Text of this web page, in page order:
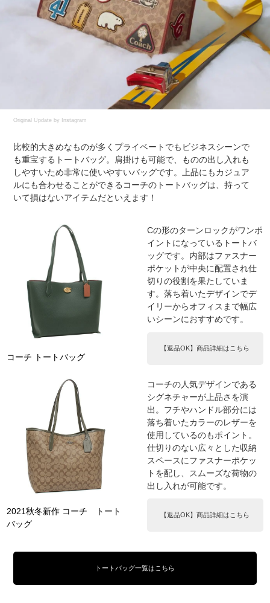
Original Update by Instagram
比較的大きめなものが多くプライベートでもビジネスシーンで
も重宝するトートバッグ。肩掛けも可能で、ものの出し入れも
しやすいため非常に使いやすいバッグです。上品にもカジュア
ルにも合わせることができるコーチのトートバッグは、持って
いて損はないアイテムだといえます！
コーチ トートバッグ
Cの形のターンロックがワンポ
イントになっているトートバ
ッグです。内部はファスナー
ポケットが中央に配置され仕
切りの役割を果たしていま
す。落ち着いたデザインでデ
イリーからオフィスまで幅広
いシーンにおすすめです。
【返品OK】商品詳細はこちら
2021秋冬新作 コーチ トート
バッグ
コーチの人気デザインである
シグネチャーが上品さを演
出。フチやハンドル部分には
落ち着いたカラーのレザーを
使用しているのもポイント。
仕切りのない広々とした収納
スペースにファスナーポケッ
トを配し、スムーズな荷物の
出し入れが可能です。
【返品OK】商品詳細はこちら
トートバッグ一覧はこちら